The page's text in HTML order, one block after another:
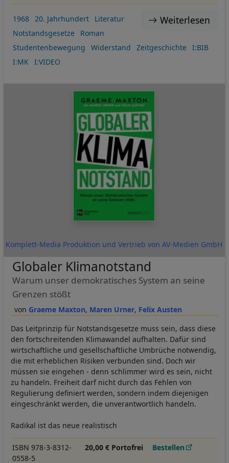
Weiterlesen
1968 20. Jahrhundert
Literatur
Notstandsgesetze
Roman
Studentenbewegung
Widerstand Zeitgeschichte
I:BIB
I:MK
I:VIDEO
Komplett-Media Produktion und Vertrieb von AV-Medien GmbH
Graeme Maxton Maren Urner Felix Austen
Globaler Klimanotstand
Warum unser demokratisches System an seine
Grenzen stößt
Das Leitprinzip für Notstandsgesetze muss sein, dass diese
den fortschreitenden Klimawandel aufhalten. Dafür sind
wirtschaftliche und gesellschaftliche Umbrüche notwendig,
die mit erheblichen Risiken verbunden sind. Doch wir
müssen sie eingehen - denn schlimmer wird es sein, nicht
zu handeln. Freiheit darf nicht durch das Fehlen von
Regulierung definiert werden, sondern indem diejenigen
eingeschränkt werden, die unverantwortlich handeln.
Radikal ist das neue realistisch
ISBN 978-3-8312-
0558-5
20,00 € Portofrei Bestellen